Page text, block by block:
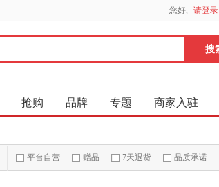
您好, 请登录
抢购 品牌 专题 商家入驻
平台自营 赠品 7天退货 品质承诺